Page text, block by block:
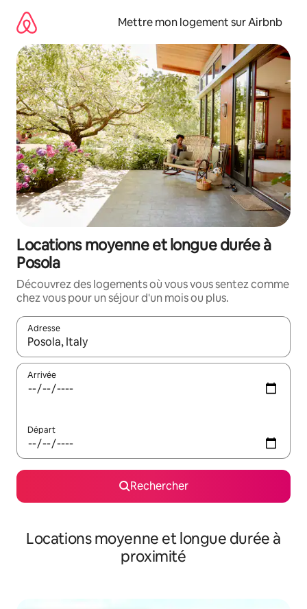
directement
contenu
Mettre mon logement sur Airbnb
Locations moyenne et longue durée à
Posola
Découvrez des logements où vous vous sentez comme
chez vous pour un séjour d'un mois ou plus.
Adresse
Lorsque les résultats s'affichent, utilisez les flèches vers le
Arrivée
Départ
Rechercher
Locations moyenne et longue durée à
proximité